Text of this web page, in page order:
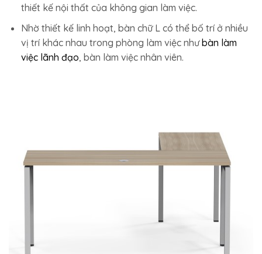
thiết kế nội thất của không gian làm việc.
Nhờ thiết kế linh hoạt, bàn chữ L có thể bố trí ở nhiều
vị trí khác nhau trong phòng làm việc nhưbàn làm
việc lãnh đạo, bàn làm việc nhân viên.